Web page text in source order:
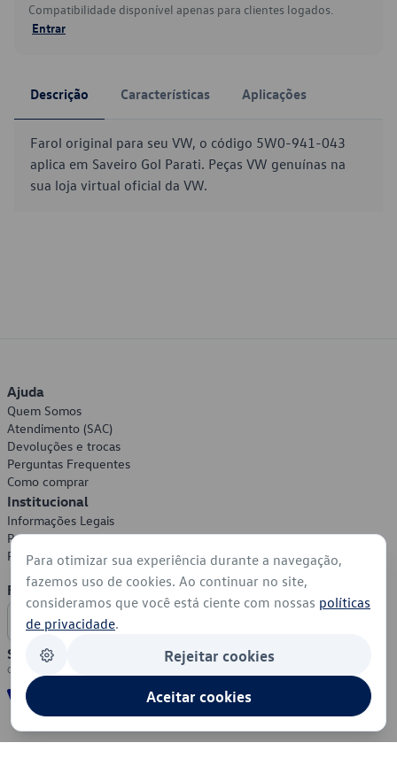
Compatibilidade disponível apenas para clientes logados.
Entrar
Descrição Características Aplicações
Farol original para seu VW, o código 5W0-941-043
aplica em Saveiro Gol Parati. Peças VW genuínas na
sua loja virtual oficial da VW.
Ajuda
Quem Somos
Atendimento (SAC)
Devoluções e trocas
Perguntas Frequentes
Como comprar
Institucional
Informações Legais
Política de Privacidade
Política de Cookies
Formas de Pagamento
Segurança
Para otimizar sua experiência durante a navegação,
fazemos uso de cookies. Ao continuar no site,
consideramos que você está ciente com nossas políticas
de privacidade.
Rejeitar cookies
Aceitar cookies